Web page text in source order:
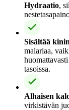
Hydraatio,
Sisältää
malariaa,
tasoissa.
Alhaisen
virkistävän